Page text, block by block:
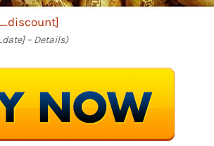
– Details)